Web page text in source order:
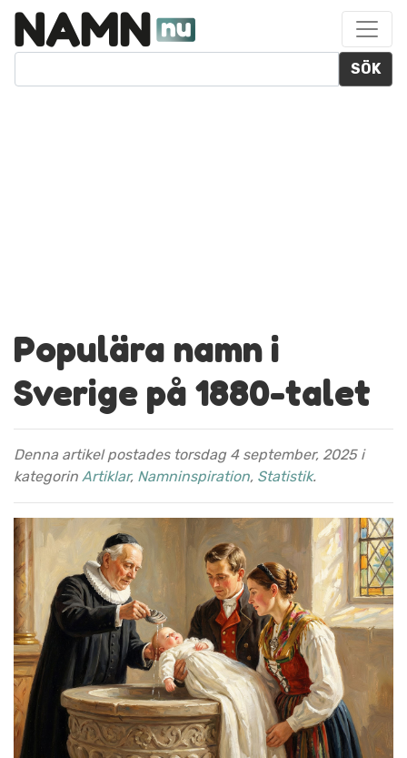
SÖK
Populära namn i
Sverige på 1880-talet
Denna artikel postades torsdag 4 september, 2025 i
kategorin Artiklar, Namninspiration, Statistik.